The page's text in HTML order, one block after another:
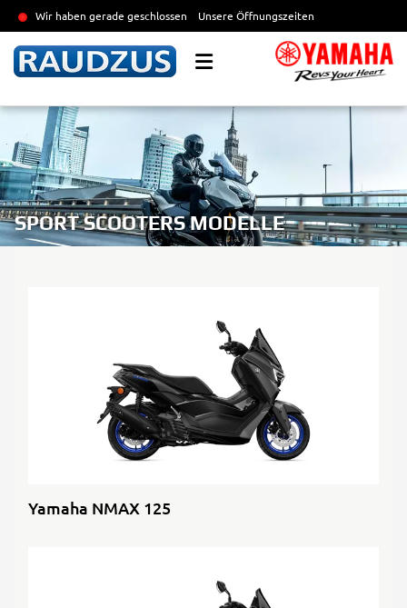
Wir haben gerade geschlossen Unsere Öffnungszeiten
SPORT SCOOTERS MODELLE
Yamaha NMAX 125